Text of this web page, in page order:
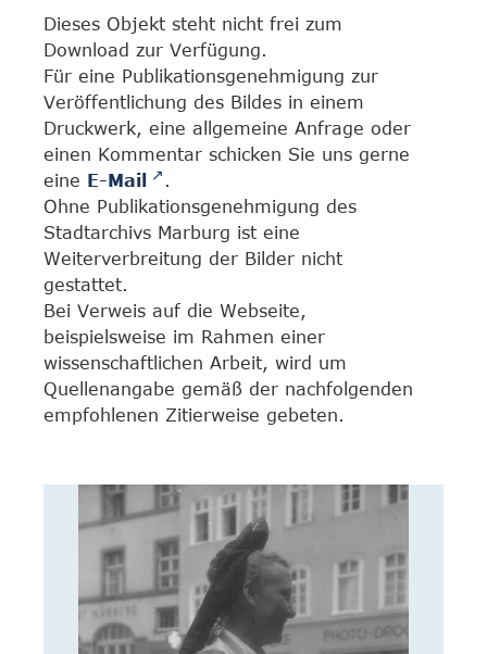
Dieses Objekt steht nicht frei zum
Download zur Verfügung.
Für eine Publikationsgenehmigung zur
Veröffentlichung des Bildes in einem
Druckwerk, eine allgemeine Anfrage oder
einen Kommentar schicken Sie uns gerne
eine E-Mail
.
Ohne Publikationsgenehmigung des
Stadtarchivs Marburg ist eine
Weiterverbreitung der Bilder nicht
gestattet.
Bei Verweis auf die Webseite,
beispielsweise im Rahmen einer
wissenschaftlichen Arbeit, wird um
Quellenangabe gemäß der nachfolgenden
empfohlenen Zitierweise gebeten.